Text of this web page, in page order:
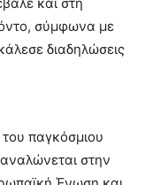
σύμφωνα με
διαδηλώσεις
παγκόσμιου
στην